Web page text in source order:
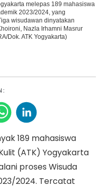
melepas 189 mahasiswa
2023/2024, yang
wisudawan dinyatakan
Nazla Irhamni Masrur
Dok. ATK Yogyakarta)
189 mahasiswa
(ATK) Yogyakarta
proses Wisuda
2024. Tercatat